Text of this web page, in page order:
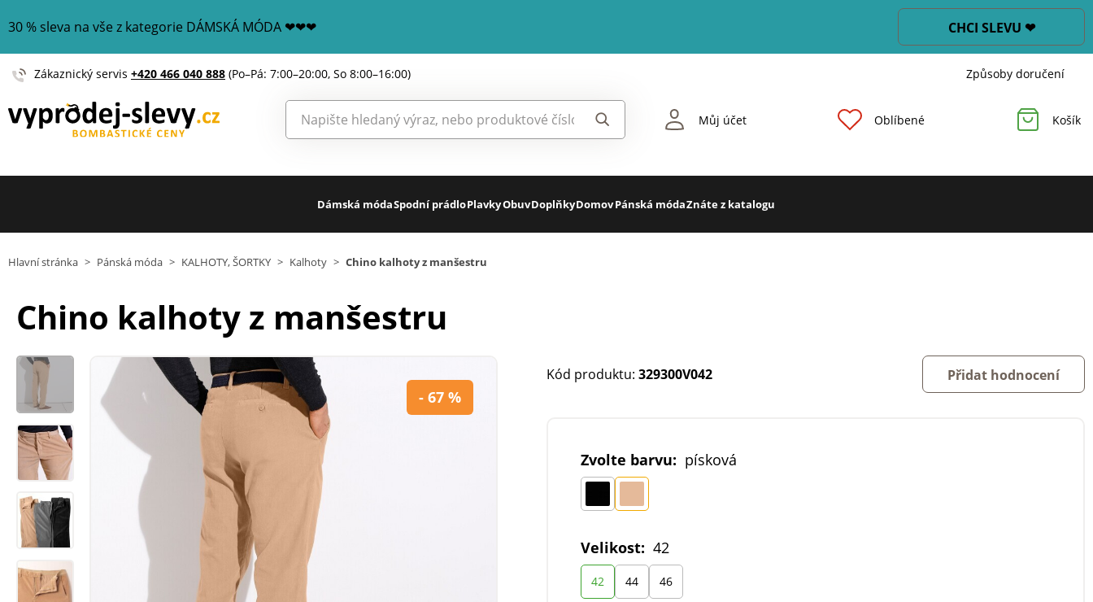
30 % sleva na vše z kategorie DÁMSKÁ MÓDA ❤❤❤ CHCI SLEVU ❤
Zákaznický servis +420 466 040 888 (Po–Pá: 7:00–20:00, So 8:00–16:00) Způsoby doručení
Můj účet Oblíbené Košík
Dámská módaSpodní prádloPlavkyObuvDoplňkyDomovPánská módaZnáte z katalogu
Hlavní stránka > Pánská móda > KALHOTY, ŠORTKY > Kalhoty > Chino kalhoty z manšestru
Chino kalhoty z manšestru
- 67 %
Kód produktu: 329300V042 Přidat hodnocení
Zvolte barvu: písková
Velikost: 42
42 44
46